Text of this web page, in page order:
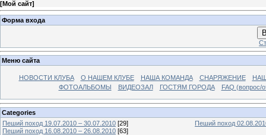
[Мой сайт]
Форма входа
Меню сайта
НОВОСТИ КЛУБА О НАШЕМ КЛУБЕ НАША КОМАНДА СНАРЯЖЕНИЕ
ФОТОАЛЬБОМЫ
ВИДЕОЗАЛ ГОСТЯМ ГОРОДА FAQ (вопрос/
Categories
Пеший поход 19.07.2010 – 30.07.2010 [29]
Пеший поход
Пеший поход 16.08.2010 – 26.08.2010 [63]